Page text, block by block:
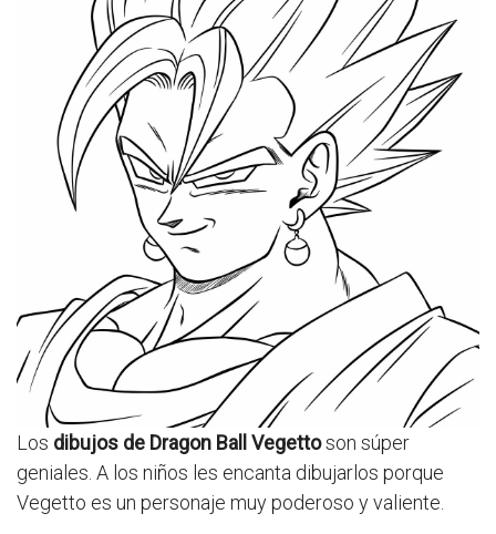
Los dibujos de Dragon Ball Vegettoson súper
geniales. A los niños les encanta dibujarlos porque
Vegetto es un personaje muy poderoso y valiente.